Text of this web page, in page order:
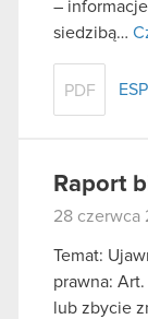
–
siedzibą…
PDF
Raport
28 czerwca
Temat:
prawna:
lub zbycie